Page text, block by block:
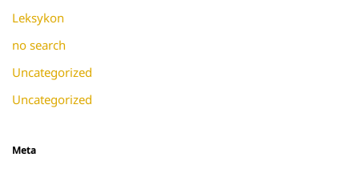
Leksykon
no search
Uncategorized
Uncategorized
Meta